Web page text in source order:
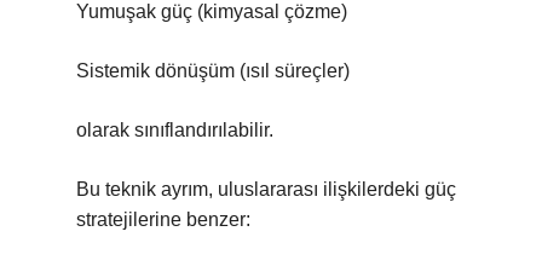
Yumuşak güç (kimyasal çözme)
Sistemik dönüşüm (ısıl süreçler)
olarak sınıflandırılabilir.
Bu teknik ayrım, uluslararası ilişkilerdeki güç
stratejilerine benzer: